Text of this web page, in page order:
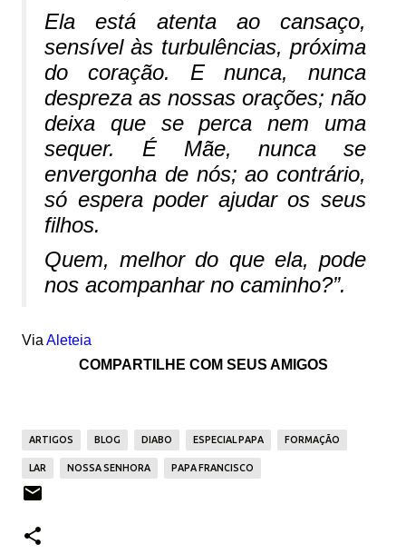
Ela está atenta ao cansaço,
sensível às turbulências, próxima
do coração. E nunca, nunca
despreza as nossas orações; não
deixa que se perca nem uma
sequer. É Mãe, nunca se
envergonha de nós; ao contrário,
só espera poder ajudar os seus
filhos.
Quem, melhor do que ela, pode
nos acompanhar no caminho?”.
Via Aleteia
COMPARTILHE COM SEUS AMIGOS
ARTIGOS BLOG DIABO ESPECIAL PAPA FORMAÇÃO
LAR NOSSA SENHORA PAPA FRANCISCO